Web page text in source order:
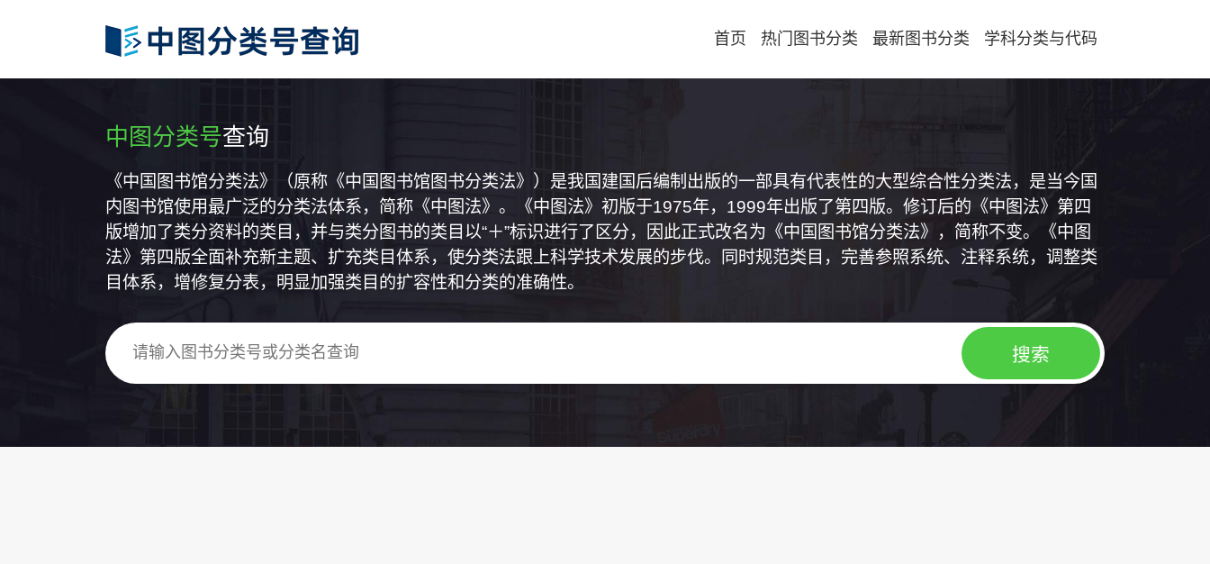
首页 热门图书分类 最新图书分类 学科分类与代码
中图分类号查询
《中国图书馆分类法》（原称《中国图书馆图书分类法》）是我国建国后编制出版的一部具有代表性的大型综合性分类法，是当今国
内图书馆使用最广泛的分类法体系，简称《中图法》。《中图法》初版于1975年，1999年出版了第四版。修订后的《中图法》第四
版增加了类分资料的类目，并与类分图书的类目以“＋”标识进行了区分，因此正式改名为《中国图书馆分类法》，简称不变。《中图
法》第四版全面补充新主题、扩充类目体系，使分类法跟上科学技术发展的步伐。同时规范类目，完善参照系统、注释系统，调整类
目体系，增修复分表，明显加强类目的扩容性和分类的准确性。